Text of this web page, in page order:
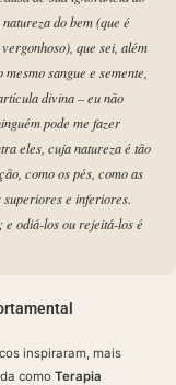
do bem (que é
que sei, além
sangue e semente,
divina – eu não
pode me fazer
eles, cuja natureza é tão
como os pés, como as
superiores e inferiores.
odiá-los ou rejeitá-los é
inspiraram, mais
como Terapia